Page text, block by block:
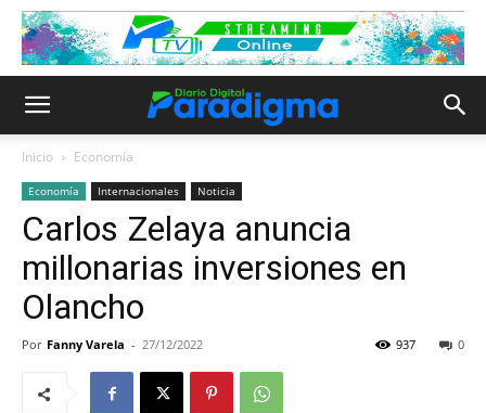
Inicio Economía
Economía Internacionales Noticia
Carlos Zelaya anuncia
millonarias inversiones en
Olancho
Por Fanny Varela - 27/12/2022 0
937